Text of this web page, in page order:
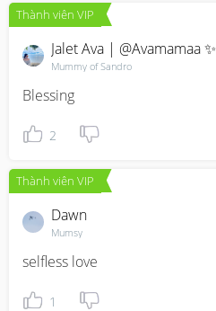
Thành viên VIP
Jalet Ava | @avamamaa ✨
Mummy of Sandro
Blessing
2
Thành viên VIP
Dawn
Mumsy
selfless love
1